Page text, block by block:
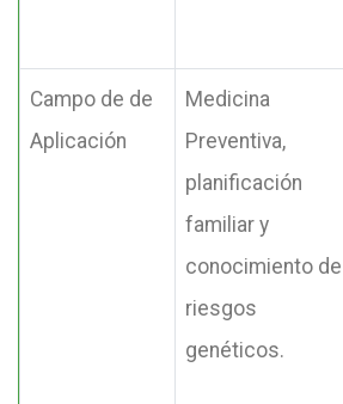
Campo de de
Aplicación
Medicina
Preventiva,
planificación
familiar y
conocimiento de
riesgos
genéticos.